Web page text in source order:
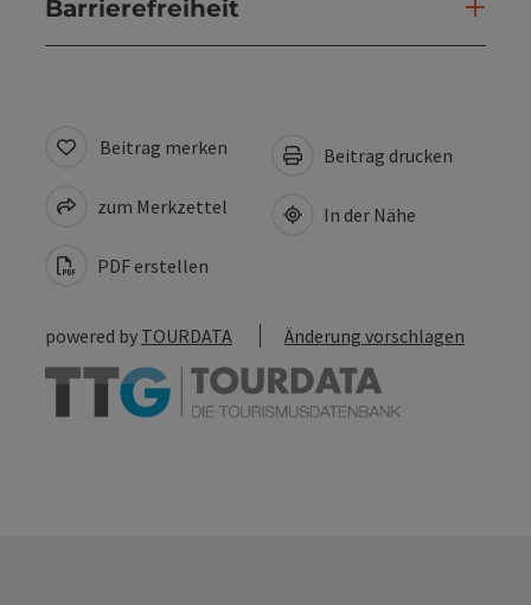
Barrierefreiheit
Beitrag merken
zum Merkzettel
PDF erstellen
Beitrag drucken
In der Nähe
powered by TOURDATA Änderung vorschlagen